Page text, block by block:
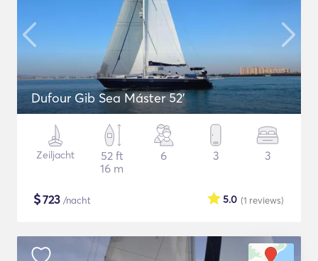
Dufour Gib Sea Máster 52’
Zeiljacht
52 ft
16 m
6 3 3
$723 /nacht (1 reviews)
5.0